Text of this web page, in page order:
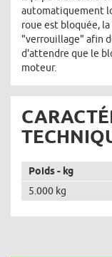
automatiquement
roue est bloquée,
"verrouillage" afin
d'attendre que le
moteur.
Poids - kg
5.000 kg